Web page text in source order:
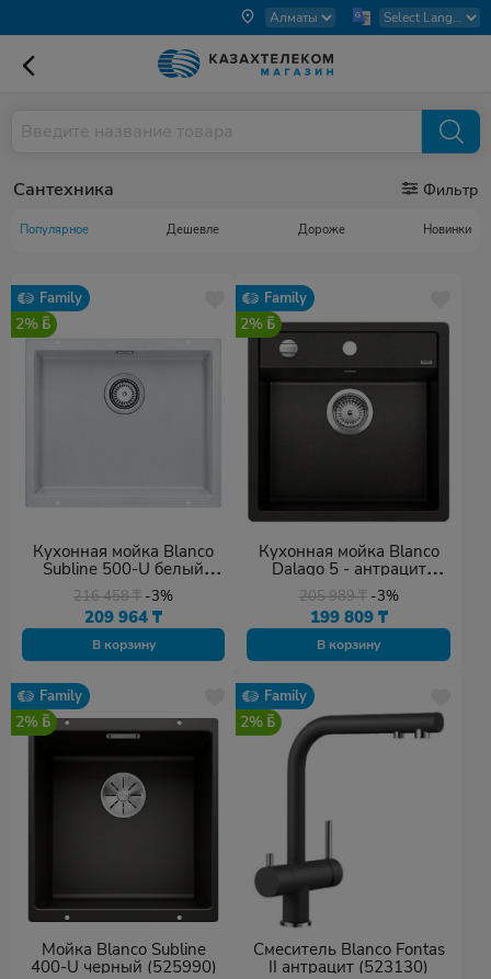
Сантехника Фильтр
Популярное Дешевле Дороже Новинки
Family
2%
Кухонная мойка Blanco
Subline 500-U белый
(523436)
216 458₸ -3%
209 964₸
В корзину
Family
2%
Кухонная мойка Blanco
Dalago 5 - антрацит
(518521)
205 989₸ -3%
199 809 ₸
В корзину
Family
2%
Мойка Blanco Subline
400-U черный (525990)
Family
2%
Смеситель Blanco Fontas
II антрацит (523130)